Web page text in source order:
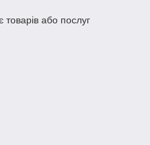
або послуг